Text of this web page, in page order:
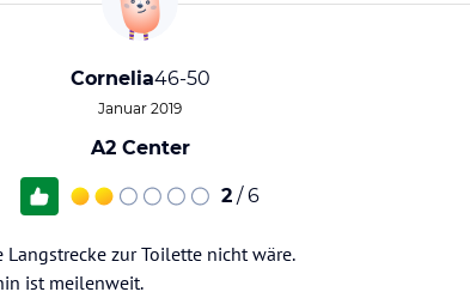
Cornelia46-50
Januar 2019
A2 Center
2 / 6
zur Toilette nicht wäre.
ist meilenweit.